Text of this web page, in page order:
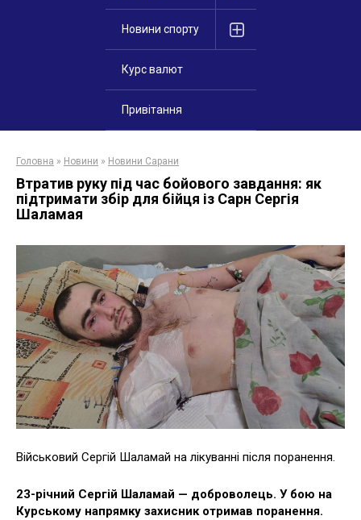
Новини спорту
Курс валют
Привітання
Головна » Новини » Новини Сарани
Втратив руку під час бойового завдання: як
підтримати збір для бійця із Сарн Сергія
Шаламая
Військовий Сергій Шаламай на лікуванні після поранення.
23-річний Сергій Шаламай — доброволець. У бою на
Курському напрямку захисник отримав поранення.